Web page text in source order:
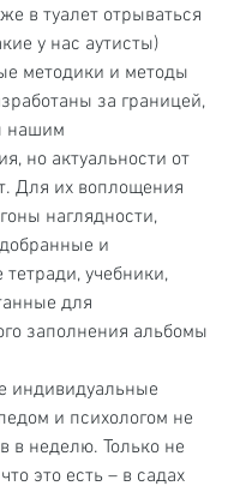
в туалет отрываться
у нас аутисты)
методики и методы
за границей,
нашим
но актуальности от
Для их воплощения
наглядности,
и
учебники,
для
заполнения альбомы
индивидуальные
и психологом не
в неделю. Только не
это есть – в садах